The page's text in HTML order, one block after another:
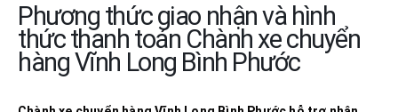
Phương thức giao nhận và hình
thức thanh toán Chành xe chuyển
hàng Vĩnh Long Bình Phước